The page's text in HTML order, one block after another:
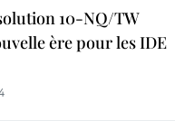
10-NQ/TW
ère pour les IDE